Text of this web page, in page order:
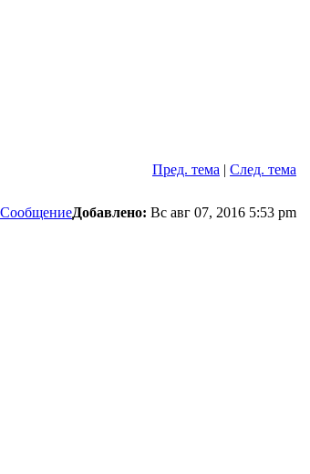
Пред. тема | След. тема
Добавлено: Вс авг 07, 2016 5:53 pm